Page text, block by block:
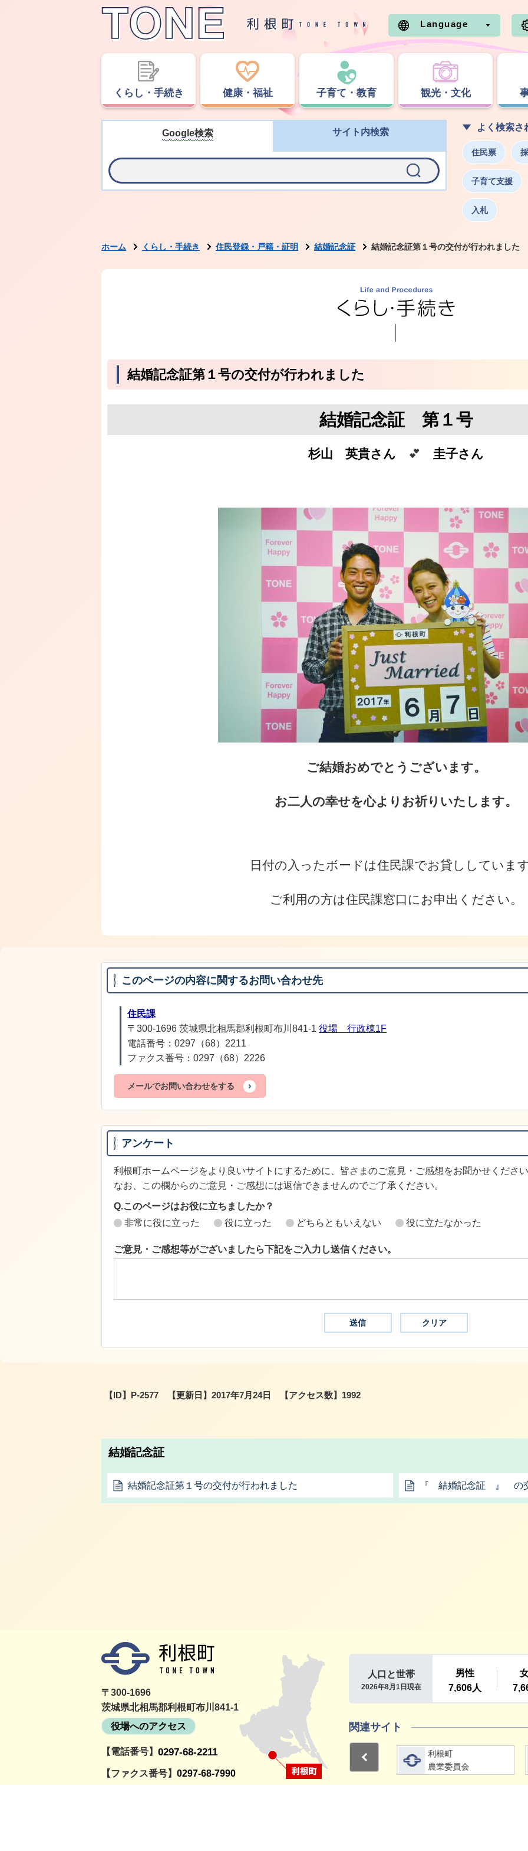
Language
くらし・手続き 健康・福祉 子育て・教育 観光・文化
Google検索 サイト内検索 よく検索さ
住民票
子育て支援
入札
ホーム くらし・手続き 住民登録・戸籍・証明 結婚記念証 結婚記念証第１号の交付が行われました
結婚記念証第１号の交付が行われました
結婚記念証 第１号
杉山 英貴さん 💕 圭子さん
ご結婚おめでとうございます。
お二人の幸せを心よりお祈りいたします。
日付の入ったボードは住民課でお貸ししていま
ご利用の方は住民課窓口にお申出ください。
このページの内容に関するお問い合わせ先
住民課
〒300-1696 茨城県北相馬郡利根町布川841-1 役場 行政棟1F
電話番号：0297（68）2211
ファクス番号：0297（68）2226
メールでお問い合わせをする
アンケート
利根町ホームページをより良いサイトにするために、皆さまのご意見・ご感想をお聞かせくださ
なお、この欄からのご意見・ご感想には返信できませんのでご了承ください。
Q.このページはお役に立ちましたか？
非常に役に立った
役に立った どちらともいえない 役に立たなかった
ご意見・ご感想等がございましたら下記をご入力し送信ください。
【ID】 P-2577 【更新日】 2017年7月24日 【アクセス数】 1992
結婚記念証
結婚記念証第１号の交付が行われました 『 結婚記念証 』 の
〒300-1696
茨城県北相馬郡利根町布川841-1
役場へのアクセス
【電話番号】 0297-68-2211
【ファクス番号】 0297-68-7990
関連サイト
町民活動情報サイト
詳細をみる
利根町社会福祉協議
会
詳細をみる
利根町
選挙管理委員会
詳細をみる
利根町
農業委員会
Previous